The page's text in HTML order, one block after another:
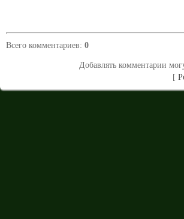
Всего комментариев: 0
Добавлять комментарии
[